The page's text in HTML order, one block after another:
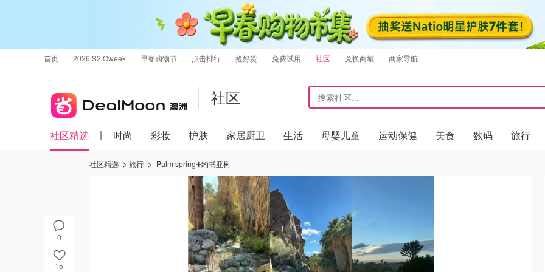
首页 2026 S2 Oweek 早春购物节 点击排行 抢好货 免费试用 社区 兑换商城 商家导航
社区
社区精选 时尚 彩妆 护肤 家居厨卫 生活 母婴儿童 运动保健 美食 数码 旅行
0
15
社区精选 旅行 Palm spring➕约书亚树